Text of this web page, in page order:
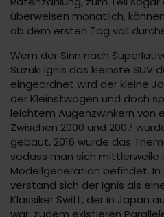
überweisen monatlich,
ab dem ersten Tag voll
Wem der Sinn nach
Suzuki Ignis das kleinste SUV
eingeordnet wird der kleine
der Kleinstwagen und doch
leichtem Augenzwinkern von
Zwischen 2000 und 2007
gebaut, 2016 wurde das
sodass man sich mittlerweile
Modellgeneration befindet.
verstand sich der Ignis als
Klassiker Swift, der in Japan
war, zudem existieren